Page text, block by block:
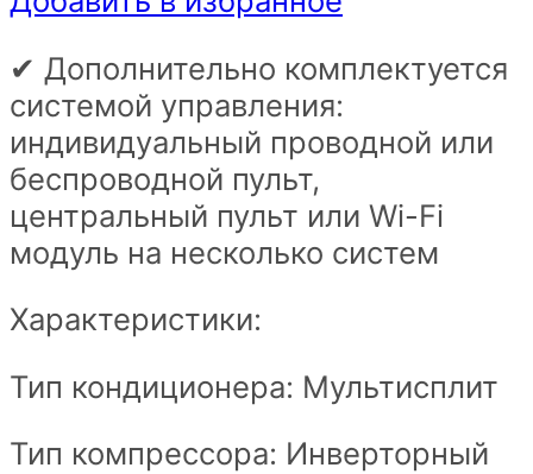
✔ Дополнительно комплектуется
системой управления:
индивидуальный проводной или
беспроводной пульт,
центральный пульт или Wi-Fi
модуль на несколько систем
Характеристики:
Тип кондиционера: Мультисплит
Тип компрессора: Инверторный